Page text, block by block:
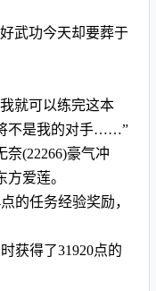
武功今天却要葬于
就可以练完这本
不是我的对手……”
奈(22266)豪气冲
爱莲。
的任务经验奖励，
获得了31920点的